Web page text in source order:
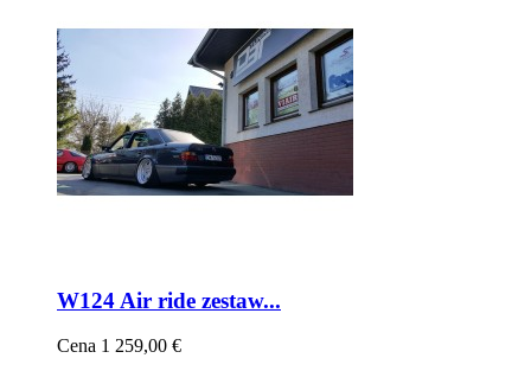
W124 Air ride zestaw...
Cena 1 259,00 €